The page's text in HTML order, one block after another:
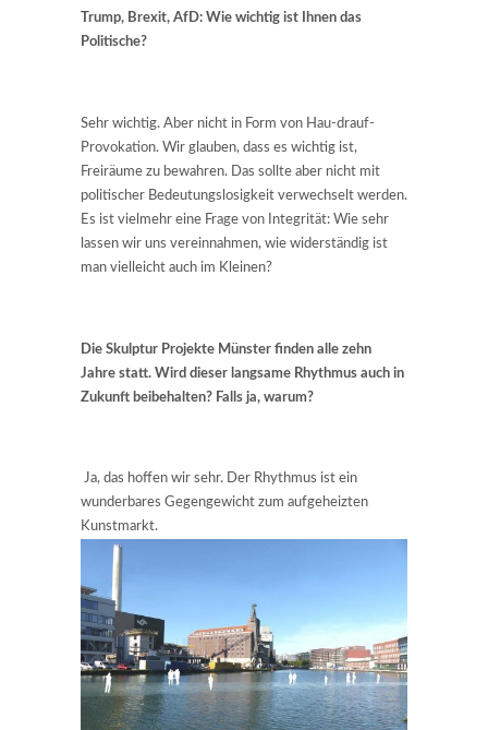
Trump, Brexit, AfD: Wie wichtig ist Ihnen das
Politische?
Sehr wichtig. Aber nicht in Form von Hau-drauf-
Provokation. Wir glauben, dass es wichtig ist,
Freiräume zu bewahren. Das sollte aber nicht mit
politischer Bedeutungslosigkeit verwechselt werden.
Es ist vielmehr eine Frage von Integrität: Wie sehr
lassen wir uns vereinnahmen, wie widerständig ist
man vielleicht auch im Kleinen?
Die Skulptur Projekte Münster finden alle zehn
Jahre statt. Wird dieser langsame Rhythmus auch in
Zukunft beibehalten? Falls ja, warum?
Ja, das hoffen wir sehr. Der Rhythmus ist ein
wunderbares Gegengewicht zum aufgeheizten
Kunstmarkt.